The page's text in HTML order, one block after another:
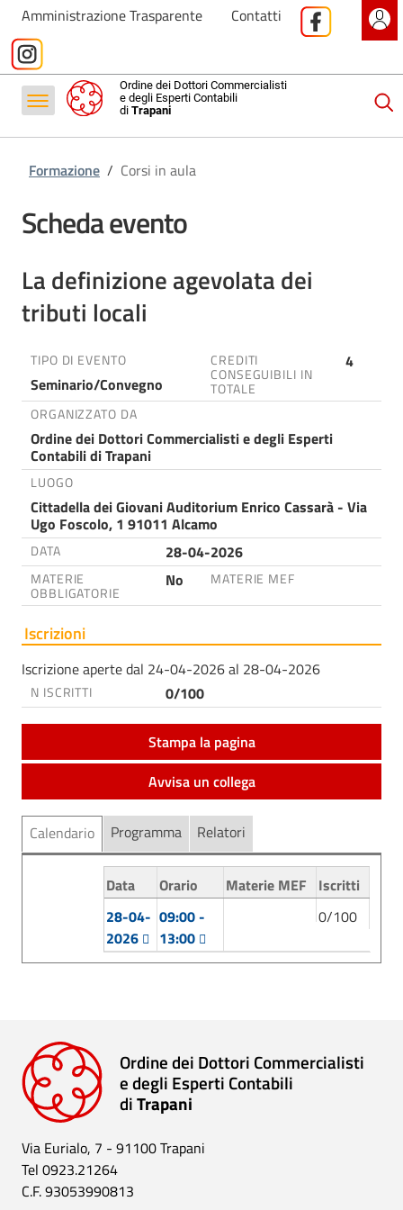
Amministrazione Trasparente Contatti
Ordine dei Dottori Commercialisti
e degli Esperti Contabili
di Trapani
Servizi
Contatti
Antiriciclaggio
Formazione / Corsi in aula
Scheda evento
La definizione agevolata dei
tributi locali
TIPO DI EVENTO
Seminario/Convegno
CREDITI
CONSEGUIBILI IN
TOTALE
4
ORGANIZZATO DA
Ordine dei Dottori Commercialisti e degli Esperti
Contabili di Trapani
LUOGO
Cittadella dei Giovani Auditorium Enrico Cassarà - Via
Ugo Foscolo, 1 91011 Alcamo
DATA 28-04-2026
MATERIE
OBBLIGATORIE
No MATERIE MEF
Iscrizioni
Iscrizione aperte dal 24-04-2026 al 28-04-2026
N ISCRITTI 0/100
Stampa la pagina
Avvisa un collega
Calendario Programma
Relatori
Data Orario Materie MEF
Iscritti
28-04-
2026
09:00 -
13:00
0/100
Ordine dei Dottori Commercialisti
e degli Esperti Contabili
diTrapani
Via Eurialo, 7 - 91100 Trapani
Tel 0923.21264
C.F. 93053990813